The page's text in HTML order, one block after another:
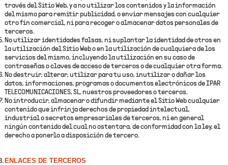
través del Sitio Web, y a no utilizar los contenidos y la información
del mismo para remitir publicidad, o enviar mensajes con cualquier
otro fin comercial, ni para recoger o almacenar datos personales de
terceros.
No utilizar identidades falsas, ni suplantar la identidad de otros en
la utilización del Sitio Web o en la utilización de cualquiera de los
servicios del mismo, incluyendo la utilización en su caso de
contraseñas o claves de acceso de terceros o de cualquier otra forma.
No destruir, alterar, utilizar para tu uso, inutilizar o dañar los
datos, informaciones, programas o documentos electrónicos de IPAR
TELECOMUNICACIONES, SL, nuestros proveedores o terceros.
No introducir, almacenar o difundir mediante el Sitio Web cualquier
contenido que infrinja derechos de propiedad intelectual,
industrial o secretos empresariales de terceros, ni en general
ningún contenido del cual no ostentara, de conformidad con la ley, el
derecho a ponerlo a disposición de tercero.
ENLACES DE TERCEROS